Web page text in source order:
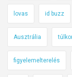
lovas id buzz
Ausztrália
figyelemelterelés